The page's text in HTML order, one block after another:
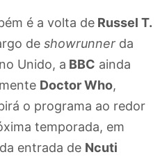
é a volta de Russel T.
de showrunner da
Unido, a BBC ainda
Doctor Who,
o programa ao redor
temporada, em
entrada de Ncuti